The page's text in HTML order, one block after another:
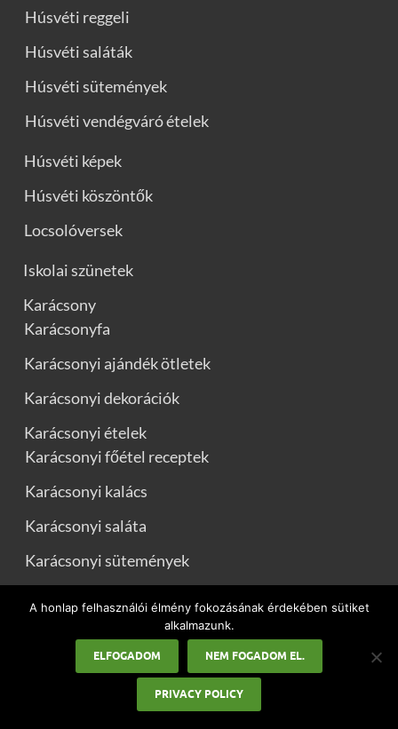
Húsvéti reggeli
Húsvéti saláták
Húsvéti sütemények
Húsvéti vendégváró ételek
Húsvéti képek
Húsvéti köszöntők
Locsolóversek
Iskolai szünetek
Karácsony
Karácsonyfa
Karácsonyi ajándék ötletek
Karácsonyi dekorációk
Karácsonyi ételek
Karácsonyi főétel receptek
Karácsonyi kalács
Karácsonyi saláta
Karácsonyi sütemények
Karácsonyi idézetek
Karácsonyi üdvözletek
Karácsonyi versek
A honlap felhasználói élmény fokozásának érdekében sütiket
alkalmazunk.
ELFOGADOM NEM FOGADOM EL.
PRIVACY POLICY